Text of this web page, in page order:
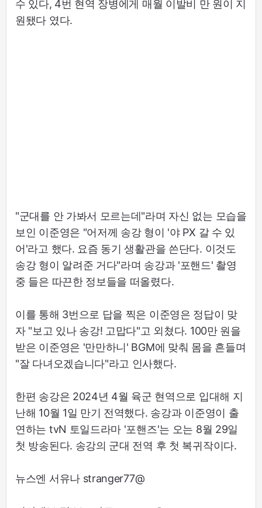
수 있다, 4번 현역 장병에게 매월 이발비 만 원이 지
원됐다 였다.
"군대를 안 가봐서 모르는데"라며 자신 없는 모습을
보인 이준영은 "어저께 송강 형이 '야 PX 갈 수 있
어'라고 했다. 요즘 동기 생활관을 쓴단다. 이것도
송강 형이 알려준 거다"라며 송강과 '포핸드' 촬영
중 들은 따끈한 정보들을 떠올렸다.
이를 통해 3번으로 답을 찍은 이준영은 정답이 맞
자 "보고 있나 송강! 고맙다"고 외쳤다. 100만 원을
받은 이준영은 '만만하니' BGM에 맞춰 몸을 흔들며
"잘 다녀오겠습니다"라고 인사했다.
한편 송강은 2024년 4월 육군 현역으로 입대해 지
난해 10월 1일 만기 전역했다. 송강과 이준영이 출
연하는 tvN 토일드라마 '포핸즈'는 오는 8월 29일
첫 방송된다. 송강의 군대 전역 후 첫 복귀작이다.
뉴스엔 서유나 stranger77@